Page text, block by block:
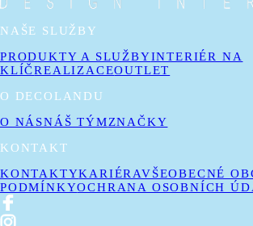
NAŠE SLUŽBY
PRODUKTY A SLUŽBYINTERIÉR NA
KLÍČREALIZACEOUTLET
O DECOLANDU
O NÁSNÁŠ TÝMZNAČKY
KONTAKT
KONTAKTYKARIÉRAVŠEOBECNÉ
PODMÍNKYOCHRANA OSOBNÍCH